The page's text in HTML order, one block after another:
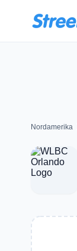
Nordamerika